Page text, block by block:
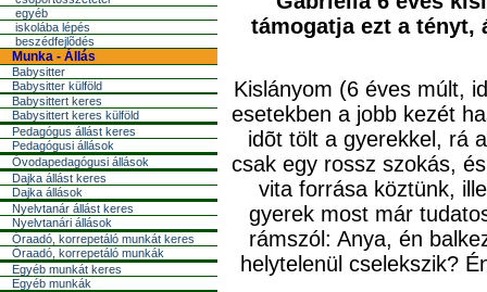
egyéb
iskolába lépés
beszédfejlõdés
Munka - Állás
Babysitter
Babysitter külföld
Babysittert keres
Babysittert keres külföld
Pedagógus állást keres
Pedagógusi állások
Óvodapedagógusi állások
Dajka állást keres
Dajka állások
Nyelvtanár állást keres
Nyelvtanári állások
Óraadó, korrepetáló munkát keres
Óraadó, korrepetáló munkák
Egyéb munkát keres
Egyéb munkák
támogatja ezt a tényt,
Kislányom (6 éves múlt,
esetekben a jobb kezét
idõt tölt a gyerekkel, rá
csak egy rossz szokás,
vita forrása köztünk,
gyerek most már
rámszól: Anya, én
helytelenül cselekszik?